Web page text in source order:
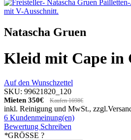
Natascha Gruen
Kleid mit Cape in
Auf den Wunschzettel
SKU: 99621820_120
Mieten 350€ Kaufen 1698€
inkl. Reinigung und MwSt., zzgl.
6 Kundenmeinung(en)
Bewertung Schreiben
*GRÖSSE ?